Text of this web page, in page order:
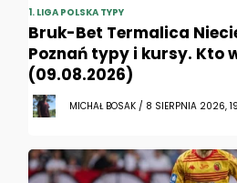
1. LIGA POLSKA TYPY
Bruk-Bet Termalica
Poznań typy i kursy. Kto
(09.08.2026)
MICHAŁ BOSAK / 8 SIERPNIA 2026,